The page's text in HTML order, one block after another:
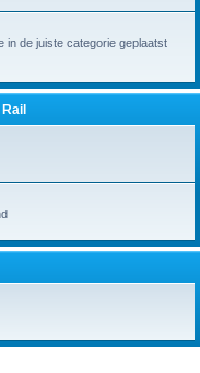
in de juiste categorie geplaatst